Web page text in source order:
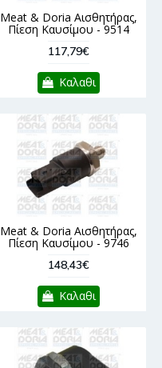
Meat & Doria Αισθητήρας,
Πίεση Καυσίμου - 9514
117,79€
Καλαθι
Meat & Doria Αισθητήρας,
Πίεση Καυσίμου - 9746
148,43€
Καλαθι